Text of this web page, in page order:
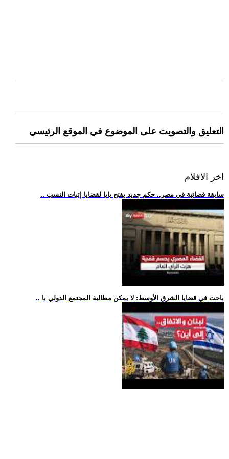
التعليق والتصويت على الموضوع في الموقع الرئيسي
اخر الافلام
.. سابقة قضائية في مصر.. حكم جديد يفتح بابا لقضايا إثبات النسب
.. باحث في قضايا الشرق الأوسط: لا يمكن مطالبة المجتمع الدولي با